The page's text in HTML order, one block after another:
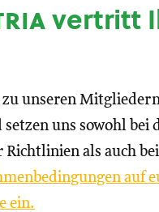
vertritt
unseren
setzen uns sowohl bei
als auch
auf
ein.